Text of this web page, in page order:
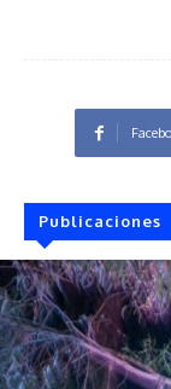
Publicaciones